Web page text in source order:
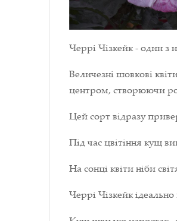
Черрі Чізкейк - один з
Величезні шовкові
центром, створюючи
Цей сорт відразу
Під час цвітіння кущ
На сонці квіти ніби
Черрі Чізкейк